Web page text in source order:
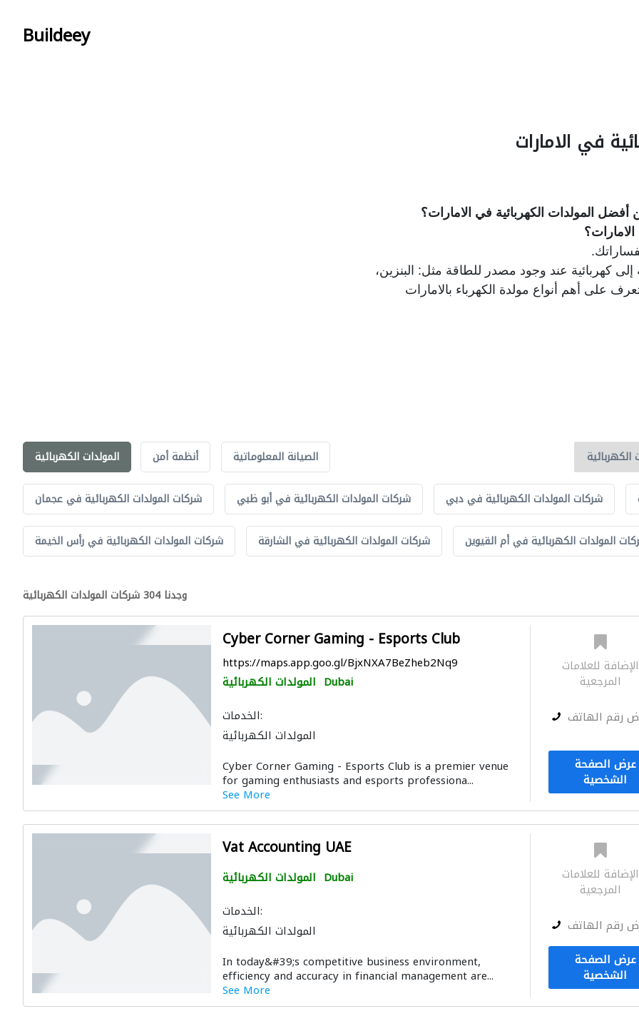
Buildeey
في الامارات
المولدات الكهربائية في الامارات؟
إلى كهربائية عند وجود مصدر للطاقة مثل: البنزين،
على أهم أنواع مولدة الكهرباء بالامارات
المولدات الكهربائية أنظمة أمن الصيانة المعلوماتية
شركات المولدات الكهربائية في عجمان شركات المولدات الكهربائية في أبو ظبي شركات المولدات الكهربائية في دبي
شركات المولدات الكهربائية في رأس الخيمة شركات المولدات الكهربائية في الشارقة المولدات الكهربائية في أم القيوين
وجدنا 304 شركات المولدات الكهربائية
Cyber Corner Gaming - Esports Club
https://maps.app.goo.gl/BjxNXA7BeZheb2Nq9
المولدات الكهربائية Dubai
الخدمات:
المولدات الكهربائية
Cyber Corner Gaming - Esports Club is a premier venue
for gaming enthusiasts and esports professiona...
See More
الإضافة للعلامات
المرجعية
رقم الهاتف
عرض الصفحة
الشخصية
Vat Accounting UAE
المولدات الكهربائية Dubai
الخدمات:
المولدات الكهربائية
In today&#39;s competitive business environment,
efficiency and accuracy in financial management are...
See More
الإضافة للعلامات
المرجعية
رقم الهاتف
عرض الصفحة
الشخصية